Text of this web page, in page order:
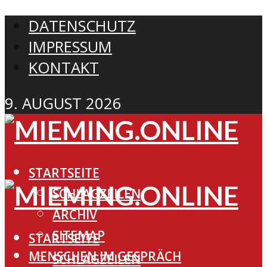
DATENSCHUTZ
IMPRESSUM
KONTAKT
9. AUGUST 2026
STARTSEITE
SCHLAGZEILEN
ARCHIV
SITEMAP
MENSCHEN IM GESPRÄCH
STARTSEITE
SCHLAGZEILEN